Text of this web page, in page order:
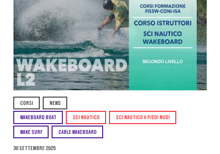
CORSI NEWS
WAKEBOARD BOAT SCI NAUTICO SCI NAUTICO A PIEDI NUDI
WAKE SURF CABLE WAKEBOARD
30 Settembre 2025